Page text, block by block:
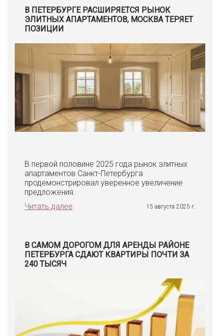
В ПЕТЕРБУРГЕ РАСШИРЯЕТСЯ РЫНОК
ЭЛИТНЫХ АПАРТАМЕНТОВ, МОСКВА ТЕРЯЕТ
ПОЗИЦИИ
В первой половине 2025 года рынок элитных
апартаментов Санкт-Петербурга
продемонстрировал уверенное увеличение
предложения.
Читать далее
15 августа 2025 г.
В САМОМ ДОРОГОМ ДЛЯ АРЕНДЫ РАЙОНЕ
ПЕТЕРБУРГА СДАЮТ КВАРТИРЫ ПОЧТИ ЗА
240 ТЫСЯЧ